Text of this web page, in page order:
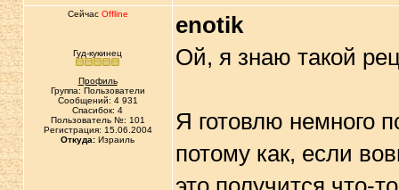
Сейчас Offline
Гуд-кукинец
Профиль
Группа: Пользователи
Сообщений: 4 931
Спасибок: 4
Пользователь №: 101
Регистрация: 15.06.2004
Откуда: Израиль
enotik
Ой, я знаю такой
Я готовлю немного
потому как, если